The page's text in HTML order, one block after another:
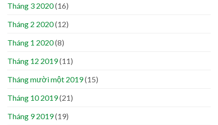
Tháng 3 2020(16)
Tháng 2 2020(12)
Tháng 1 2020(8)
Tháng 12 2019(11)
Tháng mười một 2019(15)
Tháng 10 2019(21)
Tháng 9 2019(19)